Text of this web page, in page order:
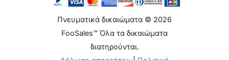
Πνευματικά δικαιώματα © 2026
FooSales™ Όλα τα δικαιώματα
διατηρούνται.